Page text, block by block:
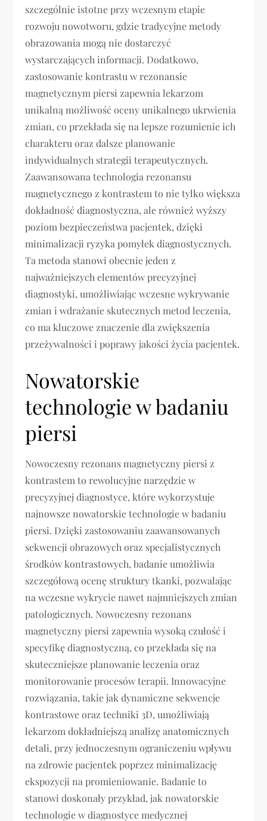
szczególnie istotne przy wczesnym etapie
rozwoju nowotworu, gdzie tradycyjne metody
obrazowania mogą nie dostarczyć
wystarczających informacji. Dodatkowo,
zastosowanie kontrastu w rezonansie
magnetycznym piersi zapewnia lekarzom
unikalną możliwość oceny unikalnego ukrwienia
zmian, co przekłada się na lepsze rozumienie ich
charakteru oraz dalsze planowanie
indywidualnych strategii terapeutycznych.
Zaawansowana technologia rezonansu
magnetycznego z kontrastem to nie tylko większa
dokładność diagnostyczna, ale również wyższy
poziom bezpieczeństwa pacjentek, dzięki
minimalizacji ryzyka pomyłek diagnostycznych.
Ta metoda stanowi obecnie jeden z
najważniejszych elementów precyzyjnej
diagnostyki, umożliwiając wczesne wykrywanie
zmian i wdrażanie skutecznych metod leczenia,
co ma kluczowe znaczenie dla zwiększenia
przeżywalności i poprawy jakości życia pacjentek.
Nowatorskie
technologie w badaniu
piersi
Nowoczesny rezonans magnetyczny piersi z
kontrastem to rewolucyjne narzędzie w
precyzyjnej diagnostyce, które wykorzystuje
najnowsze nowatorskie technologie w badaniu
piersi. Dzięki zastosowaniu zaawansowanych
sekwencji obrazowych oraz specjalistycznych
środków kontrastowych, badanie umożliwia
szczegółową ocenę struktury tkanki, pozwalając
na wczesne wykrycie nawet najmniejszych zmian
patologicznych. Nowoczesny rezonans
magnetyczny piersi zapewnia wysoką czułość i
specyfikę diagnostyczną, co przekłada się na
skuteczniejsze planowanie leczenia oraz
monitorowanie procesów terapii. Innowacyjne
rozwiązania, takie jak dynamiczne sekwencje
kontrastowe oraz techniki 3D, umożliwiają
lekarzom dokładniejszą analizę anatomicznych
detali, przy jednoczesnym ograniczeniu wpływu
na zdrowie pacjentek poprzez minimalizację
ekspozycji na promieniowanie. Badanie to
stanowi doskonały przykład, jak nowatorskie
technologie w diagnostyce medycznej